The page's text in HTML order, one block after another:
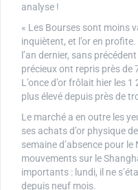
analyse !
« Les Bourses sont moins
inquiètent, et l’or en
l’an dernier, sans
précieux ont repris près de
L’once d’or frôlait hier les
plus élevé depuis près de
Le marché a en outre les
ses achats d’or physique
semaine d’absence pour
mouvements sur le
importants : lundi, il ne
depuis neuf mois.